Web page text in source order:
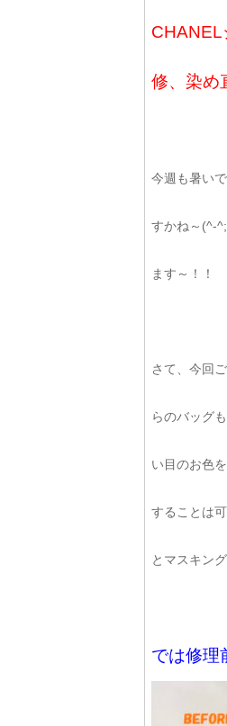
CHANEL
修、染め
今週も暑い
すかね～(^-
ます～！！
さて、今回
らのバッグ
い目のお色
することは
とマスキン
では修理